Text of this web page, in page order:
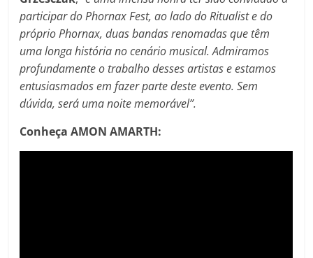
participar do Phornax Fest, ao lado do Ritualist e do
próprio Phornax, duas bandas renomadas que têm
uma longa história no cenário musical. Admiramos
profundamente o trabalho desses artistas e estamos
entusiasmados em fazer parte deste evento. Sem
dúvida, será uma noite memorável”.
Conheça AMON AMARTH: